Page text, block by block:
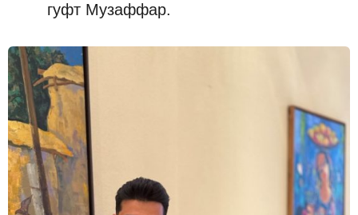
гуфт Музаффар.